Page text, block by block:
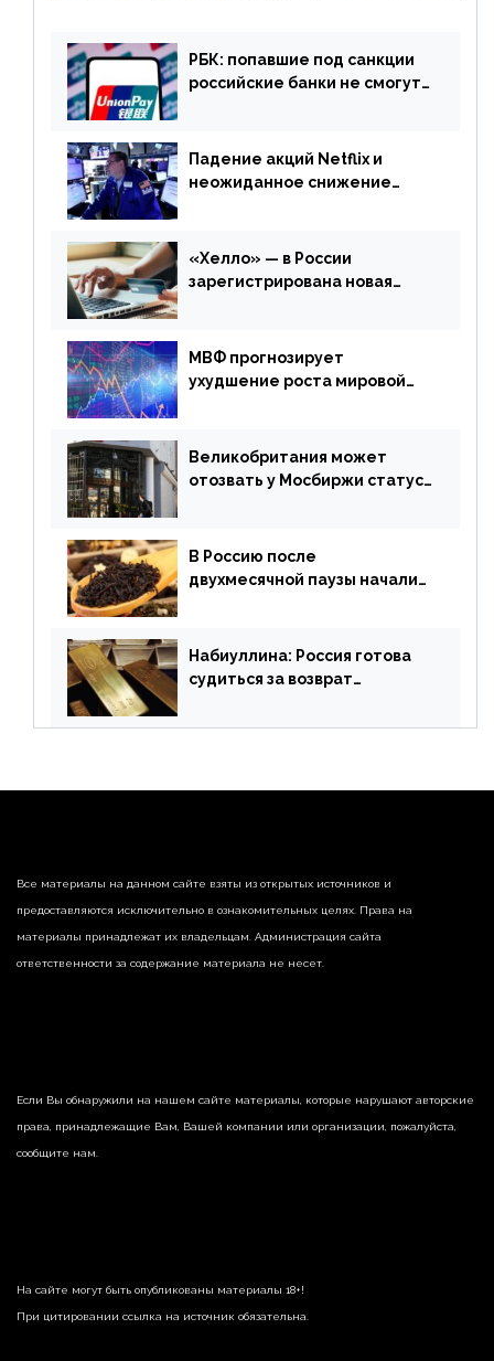
РБК: попавшие под санкции
российские банки не смогут
Падение акций Netflix и
неожиданное снижение
апреля
«Хелло» — в России
зарегистрирована новая
МВФ прогнозирует
ухудшение роста мировой
апреля
Великобритания может
отозвать у Мосбиржи статус
В Россию после
двухмесячной паузы начали
Набиуллина: Россия готова
судиться за возврат
страны
Все материалы на данном сайте взяты из открытых источников и
предоставляются исключительно в ознакомительных целях. Права на
материалы принадлежат их владельцам. Администрация сайта
ответственности за содержание материала не несет.
Если Вы обнаружили на нашем сайте материалы, которые нарушают авторские
права, принадлежащие Вам, Вашей компании или организации, пожалуйста,
сообщите нам.
На сайте могут быть опубликованы материалы 18+!
При цитировании ссылка на источник обязательна.